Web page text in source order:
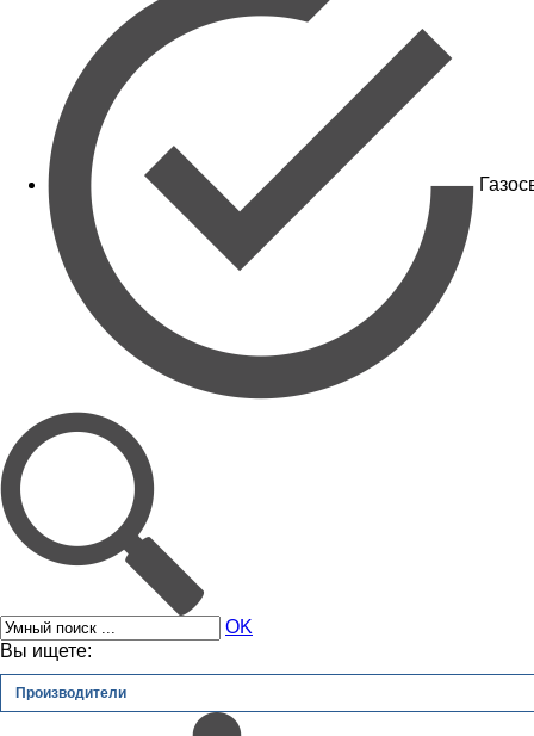
OK
Вы ищете:
Производители